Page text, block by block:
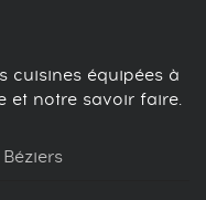
cuisines équipées à
et notre savoir faire.